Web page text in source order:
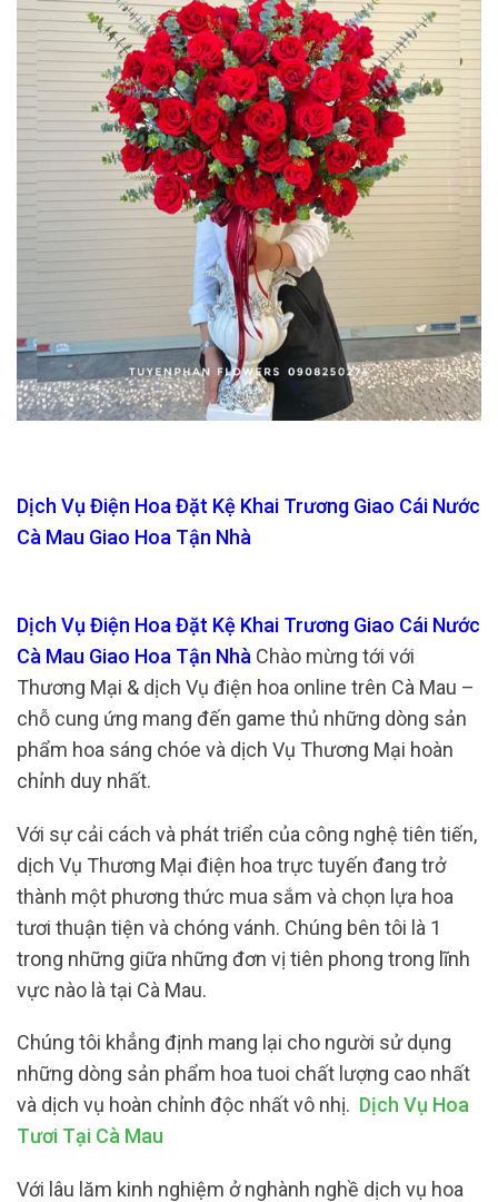
Dịch Vụ Điện Hoa Đặt Kệ Khai Trương Giao Cái Nước
Cà Mau Giao Hoa Tận Nhà
Dịch Vụ Điện Hoa Đặt Kệ Khai Trương Giao Cái Nước
Cà Mau Giao Hoa Tận Nhà Chào mừng tới với
Thương Mại & dịch Vụ điện hoa online trên Cà Mau –
chỗ cung ứng mang đến game thủ những dòng sản
phẩm hoa sáng chóe và dịch Vụ Thương Mại hoàn
chỉnh duy nhất.
Với sự cải cách và phát triển của công nghệ tiên tiến,
dịch Vụ Thương Mại điện hoa trực tuyến đang trở
thành một phương thức mua sắm và chọn lựa hoa
tươi thuận tiện và chóng vánh. Chúng bên tôi là 1
trong những giữa những đơn vị tiên phong trong lĩnh
vực nào là tại Cà Mau.
Chúng tôi khẳng định mang lại cho người sử dụng
những dòng sản phẩm hoa tuoi chất lượng cao nhất
và dịch vụ hoàn chỉnh độc nhất vô nhị. Dịch Vụ Hoa
Tươi Tại Cà Mau
Với lâu lăm kinh nghiệm ở nghành nghề dịch vụ hoa